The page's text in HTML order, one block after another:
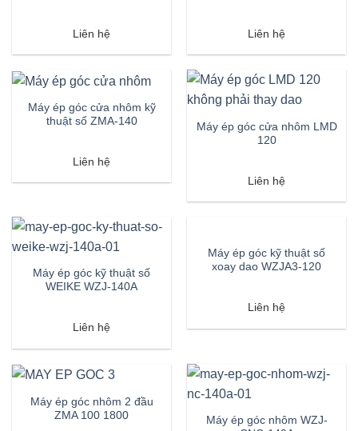
Liên hệ Liên hệ
Máy ép góc cửa nhôm kỹ
thuật số ZMA-140
Liên hệ
Máy ép góc cửa nhôm LMD
120
Liên hệ
Máy ép góc kỹ thuật số
WEIKE WZJ-140A
Liên hệ
Máy ép góc kỹ thuật số
xoay dao WZJA3-120
Liên hệ
Máy ép góc nhôm 2 đầu
ZMA 100 1800
Máy ép góc nhôm WZJ-